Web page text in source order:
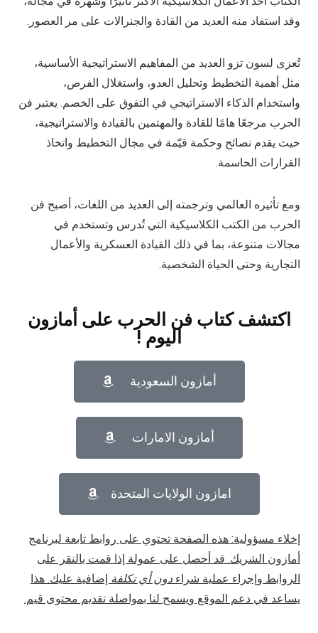
وقد استفاد منه العديد من القادة والجنرالات على مر العصور.
تُعزى لسون تزو العديد من المفاهيم الاستراتيجية الأساسية،
مثل أهمية التخطيط وتحليل العدو، واستغلال الفرص،
واستخدام الذكاء الاستراتيجي في التفوق على الخصم. يعتبر فن
الحرب مرجعًا هامًا للقادة والمهتمين بالقيادة والاستراتيجية،
حيث يقدم نصائح وحكمة قيّمة في مجال التخطيط واتخاذ
القرارات الحاسمة.
ومع تأثيره العالمي وترجمته إلى العديد من اللغات، أصبح فن
الحرب من الكتب الكلاسيكية التي تُدرس وتستخدم في
مجالات متنوعة، بما في ذلك القيادة العسكرية والأعمال
التجارية وحتى الحياة الشخصية.
اكتشف كتاب فن الحرب على أمازون
اليوم !
أمازون السعودية
أمازون الامارات
امازون الولايات المتحدة
إخلاء مسؤولية: هذه الصفحة تحتوي على روابط تابعة لبرنامج
أمازون الشريك. قد أحصل على عمولة إذا قمت بالنقر على
الروابط وإجراء عملية شراء دون أي تكلفة إضافية عليك. هذا
يساعد في دعم الموقع ويسمح لنا بمواصلة تقديم محتوى قيم.